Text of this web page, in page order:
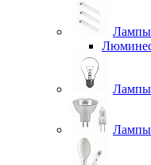
Лампы
Лампы
Лампы